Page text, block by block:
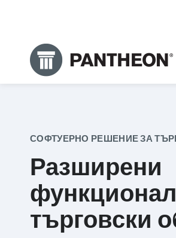
СОФТУЕРНО РЕШЕНИЕ ЗА
Разширени
търговски